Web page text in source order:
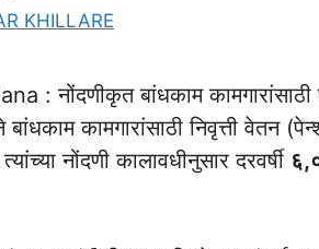
KHILLARE
: नोंदणीकृत बांधकाम कामगारांसाठी
कामगारांसाठी निवृत्ती वेतन
नोंदणी कालावधीनुसार दरवर्षी